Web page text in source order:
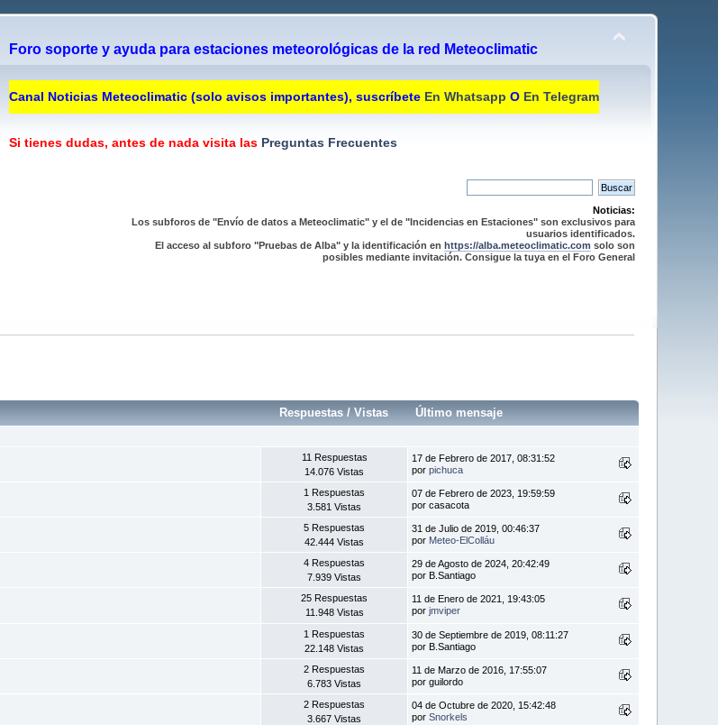
Foro soporte y ayuda para estaciones meteorológicas de la red Meteoclimatic
Canal Noticias Meteoclimatic (solo avisos importantes), suscríbete En Whatsapp O En Telegram
Si tienes dudas, antes de nada visita lasPreguntas Frecuentes
Noticias:
Los subforos de "Envío de datos a Meteoclimatic" y el de "Incidencias en Estaciones" son exclusivos para
usuarios identificados.
El acceso al subforo "Pruebas de Alba" y la identificación en https://alba.meteoclimatic.com solo son
posibles mediante invitación. Consigue la tuya en el Foro General
Respuestas /Vistas Último mensaje
11 Respuestas
14.076 Vistas
17 de Febrero de 2017, 08:31:52
porpichuca
1 Respuestas
3.581 Vistas
07 de Febrero de 2023, 19:59:59
por casacota
5 Respuestas
42.444 Vistas
31 de Julio de 2019, 00:46:37
por Meteo-ElColláu
4 Respuestas
7.939 Vistas
29 de Agosto de 2024, 20:42:49
por B.Santiago
25 Respuestas
11.948 Vistas
11 de Enero de 2021, 19:43:05
porjmviper
1 Respuestas
22.148 Vistas
30 de Septiembre de 2019, 08:11:27
por B.Santiago
2 Respuestas
6.783 Vistas
11 de Marzo de 2016, 17:55:07
por guilordo
2 Respuestas
3.667 Vistas
04 de Octubre de 2020, 15:42:48
porSnorkels